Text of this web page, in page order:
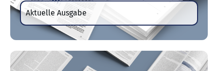
Aktuelle Ausgabe